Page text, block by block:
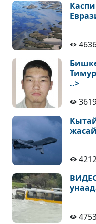
4636
..>
3619
4212
4753